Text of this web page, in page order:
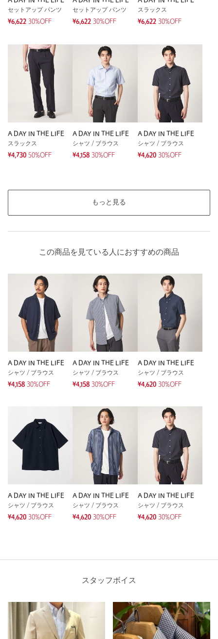
セットアップ パンツ
¥6,622 30%OFF
セットアップ パンツ
¥6,622 30%OFF
スラックス
¥6,622 30%OFF
A DAY IN THE LIFE
スラックス
¥4,730 50%OFF
A DAY IN THE LIFE
シャツ / ブラウス
¥4,158 30%OFF
A DAY IN THE LIFE
シャツ / ブラウス
¥4,620 30%OFF
もっと見る
この商品を見ている人におすすめの商品
A DAY IN THE LIFE
シャツ / ブラウス
¥4,158 30%OFF
A DAY IN THE LIFE
シャツ / ブラウス
¥4,158 30%OFF
A DAY IN THE LIFE
シャツ / ブラウス
¥4,620 30%OFF
A DAY IN THE LIFE
シャツ / ブラウス
¥4,620 30%OFF
A DAY IN THE LIFE
シャツ / ブラウス
¥4,620 30%OFF
A DAY IN THE LIFE
シャツ / ブラウス
¥4,620 30%OFF
スタッフボイス